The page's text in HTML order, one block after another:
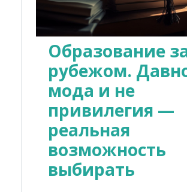
Образование
рубежом.
мода и не
привилегия —
реальная
возможность
выбирать